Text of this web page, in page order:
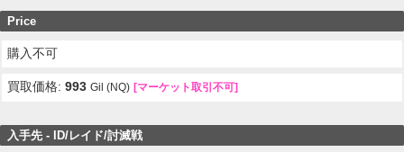
Price
購入不可
買取価格:993 Gil (NQ) [マーケット取引不可]
入手先 - ID/レイド/討滅戦